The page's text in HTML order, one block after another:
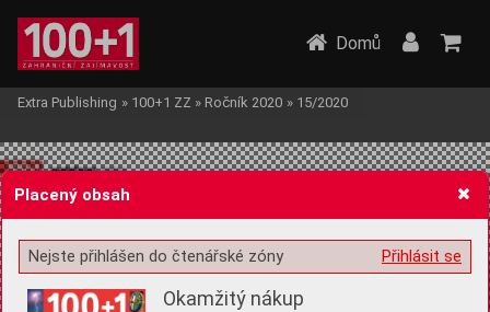
Žádost o souhlas s ukládáním volitelných informací
Domů
Extra Publishing » 100+1 ZZ » Ročník 2020 » 15/2020
Placený obsah
Přihlásit se
Nejste přihlášen do čtenářské zóny
Okamžitý nákup